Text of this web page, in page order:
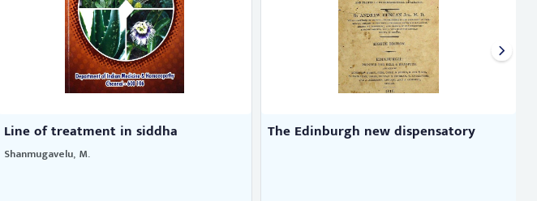
Line of treatment in siddha
Shanmugavelu, M.
The Edinburgh new dispensatory